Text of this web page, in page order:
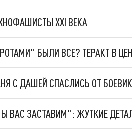
XXI ВЕКА
БЫЛИ ВСЕ? ТЕРАКТ В
С ДАШЕЙ СПАСЛИСЬ ОТ